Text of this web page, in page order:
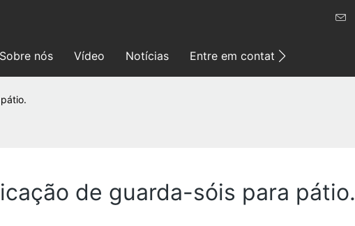
Sobre nós Vídeo Notícias Entre em contato conosco
de guarda-sóis para pátio.